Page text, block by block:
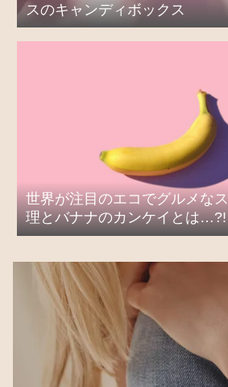
スのキャンディボックス
世界が注目のエコでグルメな
理とバナナのカンケイとは…?!